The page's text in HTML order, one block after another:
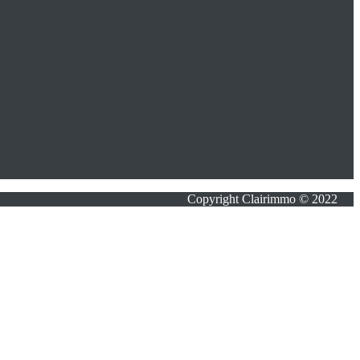
Copyright Clairimmo © 2022